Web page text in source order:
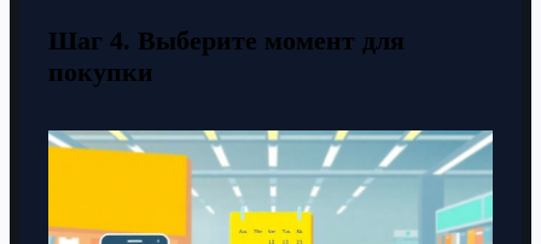
Шаг 4. Выберите момент для
покупки